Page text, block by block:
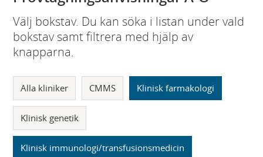
Välj bokstav. Du kan söka i listan under vald
bokstav samt filtrera med hjälp av
knapparna.
Alla kliniker CMMS Klinisk farmakologi
Klinisk genetik
Klinisk immunologi/transfusionsmedicin